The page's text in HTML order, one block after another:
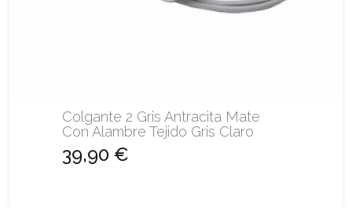
Colgante 2 Gris Antracita Mate
Con Alambre Tejido Gris Claro
39,90 €